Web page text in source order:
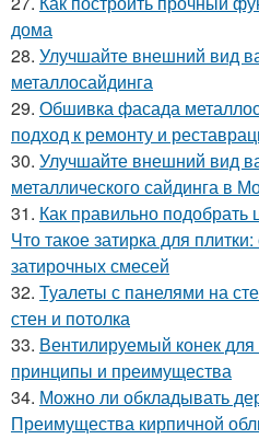
дома
28. Улучшайте внешний вид
металлосайдинга
29. Обшивка фасада
подход к ремонту и
30. Улучшайте внешний вид
металлического сайдинга в
31. Как правильно подобрать
Что такое затирка для
затирочных смесей
32. Туалеты с панелями на
стен и потолка
33. Вентилируемый конек
принципы и преимущества
34. Можно ли обкладывать
Преимущества кирпичной